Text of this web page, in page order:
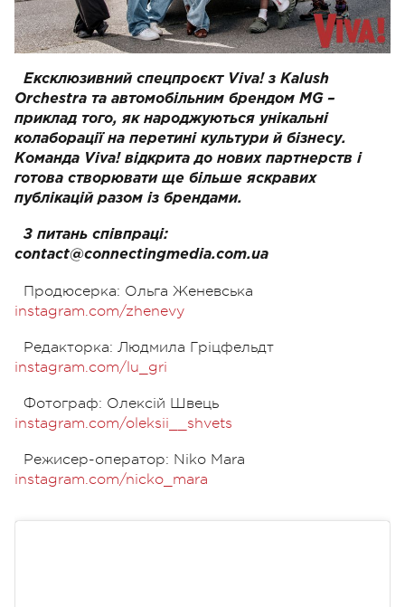
Ексклюзивний спецпроєкт Viva! з Kalush
Orchestra та автомобільним брендом MG –
приклад того, як народжуються унікальні
колаборації на перетині культури й бізнесу.
Команда Viva! відкрита до нових партнерств і
готова створювати ще більше яскравих
публікацій разом із брендами.
З питань співпраці:
contact@connectingmedia.com.ua
Продюсерка: Ольга Женевська
instagram.com/zhenevy
Редакторка: Людмила Гріцфельдт
instagram.com/lu_gri
Фотограф: Олексій Швець
instagram.com/oleksii__shvets
Режисер-оператор: Niko Mara
instagram.com/nicko_mara